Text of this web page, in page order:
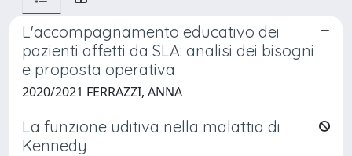
L'accompagnamento educativo dei
pazienti affetti da SLA: analisi dei bisogni
e proposta operativa
2020/2021 FERRAZZI, ANNA
La funzione uditiva nella malattia di
Kennedy